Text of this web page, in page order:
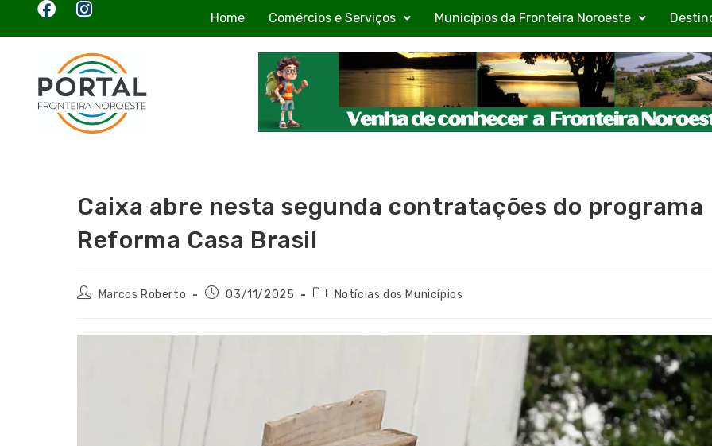
Home Comércios e Serviços Municípios da Fronteira Noroeste
Caixa abre nesta segunda contratações do programa
Reforma Casa Brasil
Marcos Roberto 03/11/2025 Notícias dos Municípios